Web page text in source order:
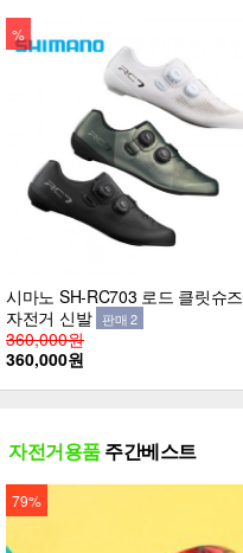
%
시마노 SH-RC703 로드 클릿슈즈
자전거 신발 판매 2
360,000원
360,000원
자전거용품주간베스트
79%